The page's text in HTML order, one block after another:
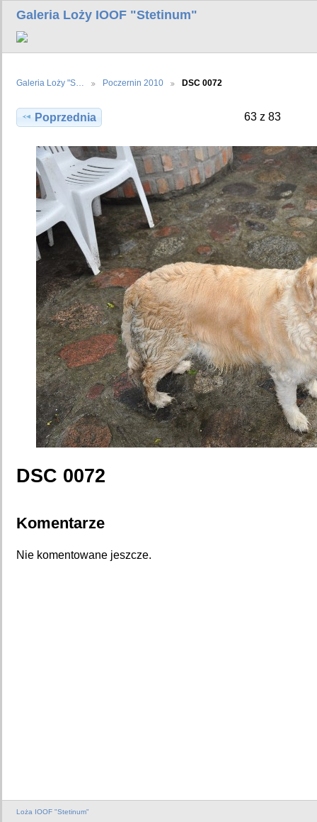
Galeria Loży IOOF "Stetinum"
Galeria Loży "S… Poczernin 2010 DSC 0072
Poprzednia 63 z 83
DSC 0072
Komentarze
Nie komentowane jeszcze.
Loża IOOF "Stetinum"